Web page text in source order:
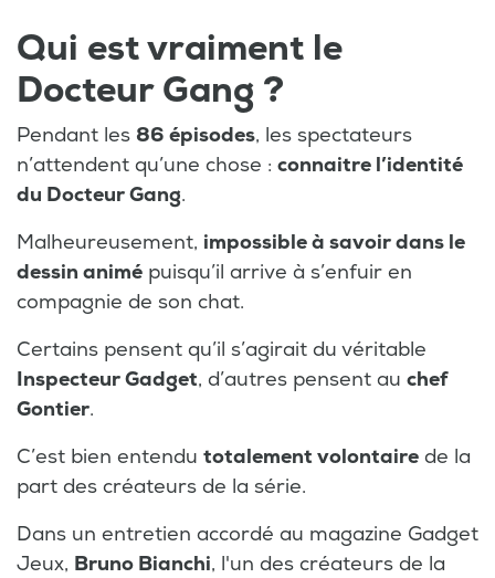
Qui est vraiment le
Docteur Gang ?
Pendant les 86 épisodes, les spectateurs
n’attendent qu’une chose : connaitre l’identité
du Docteur Gang.
Malheureusement, impossible à savoir dans le
dessin animé puisqu’il arrive à s’enfuir en
compagnie de son chat.
Certains pensent qu’il s’agirait du véritable
Inspecteur Gadget, d’autres pensent au chef
Gontier.
C’est bien entendu totalement volontaire de la
part des créateurs de la série.
Dans un entretien accordé au magazine Gadget
Jeux, Bruno Bianchi, l'un des créateurs de la